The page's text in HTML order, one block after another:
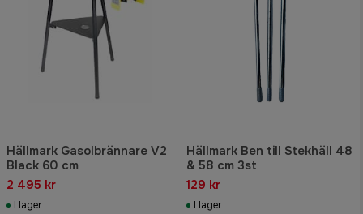
Hällmark Gasolbrännare V2
Black 60 cm
2 495 kr
I lager
Hällmark Ben till Stekhäll 48
& 58 cm 3st
129 kr
I lager